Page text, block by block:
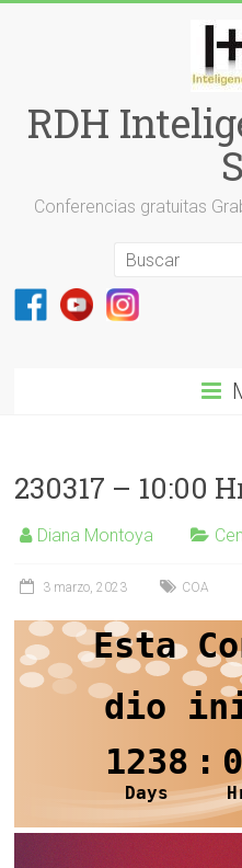
RDH
Conferencias gratuitas
230317 – 10:00
Diana Montoya
3 marzo, 2023 COA